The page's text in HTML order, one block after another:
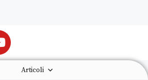
Articoli